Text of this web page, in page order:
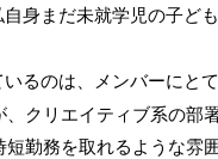
身まだ未就学児の子ど
るのは、メンバーに
クリエイティブ系の
勤務を取れるような